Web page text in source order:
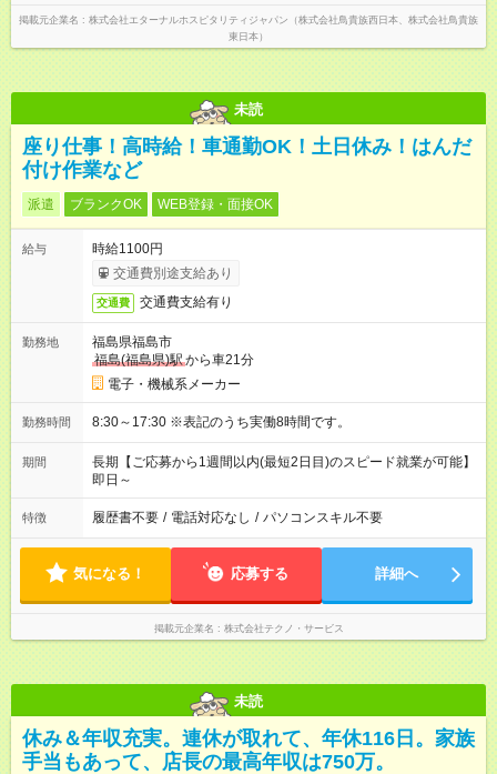
掲載元企業名
株式会社エターナルホスピタリティジャパン（株式会社鳥貴族西日本、株式会社鳥貴族
東日本）
未読
座り仕事！高時給！車通勤OK！土日休み！はんだ
付け作業など
派遣 ブランクOK WEB登録・面接OK
給与
時給1100円
交通費別途支給あり
交通費 交通費支給有り
勤務地
福島県福島市
福島(福島県)駅から車21分
電子・機械系メーカー
勤務時間 8:30～17:30 ※表記のうち実働8時間です。
期間
長期【ご応募から1週間以内(最短2日目)のスピード就業が可能】
即日～
特徴 履歴書不要 / 電話対応なし / パソコンスキル不要
気になる！ 応募する 詳細へ
掲載元企業名 株式会社テクノ・サービス
未読
休み＆年収充実。連休が取れて、年休116日。家族
手当もあって、店長の最高年収は750万。